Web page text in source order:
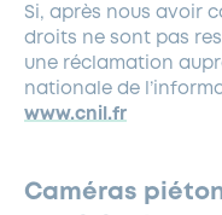
Si, après nous avoir
droits ne sont pas
une réclamation
nationale de
www.cnil.fr
Caméras